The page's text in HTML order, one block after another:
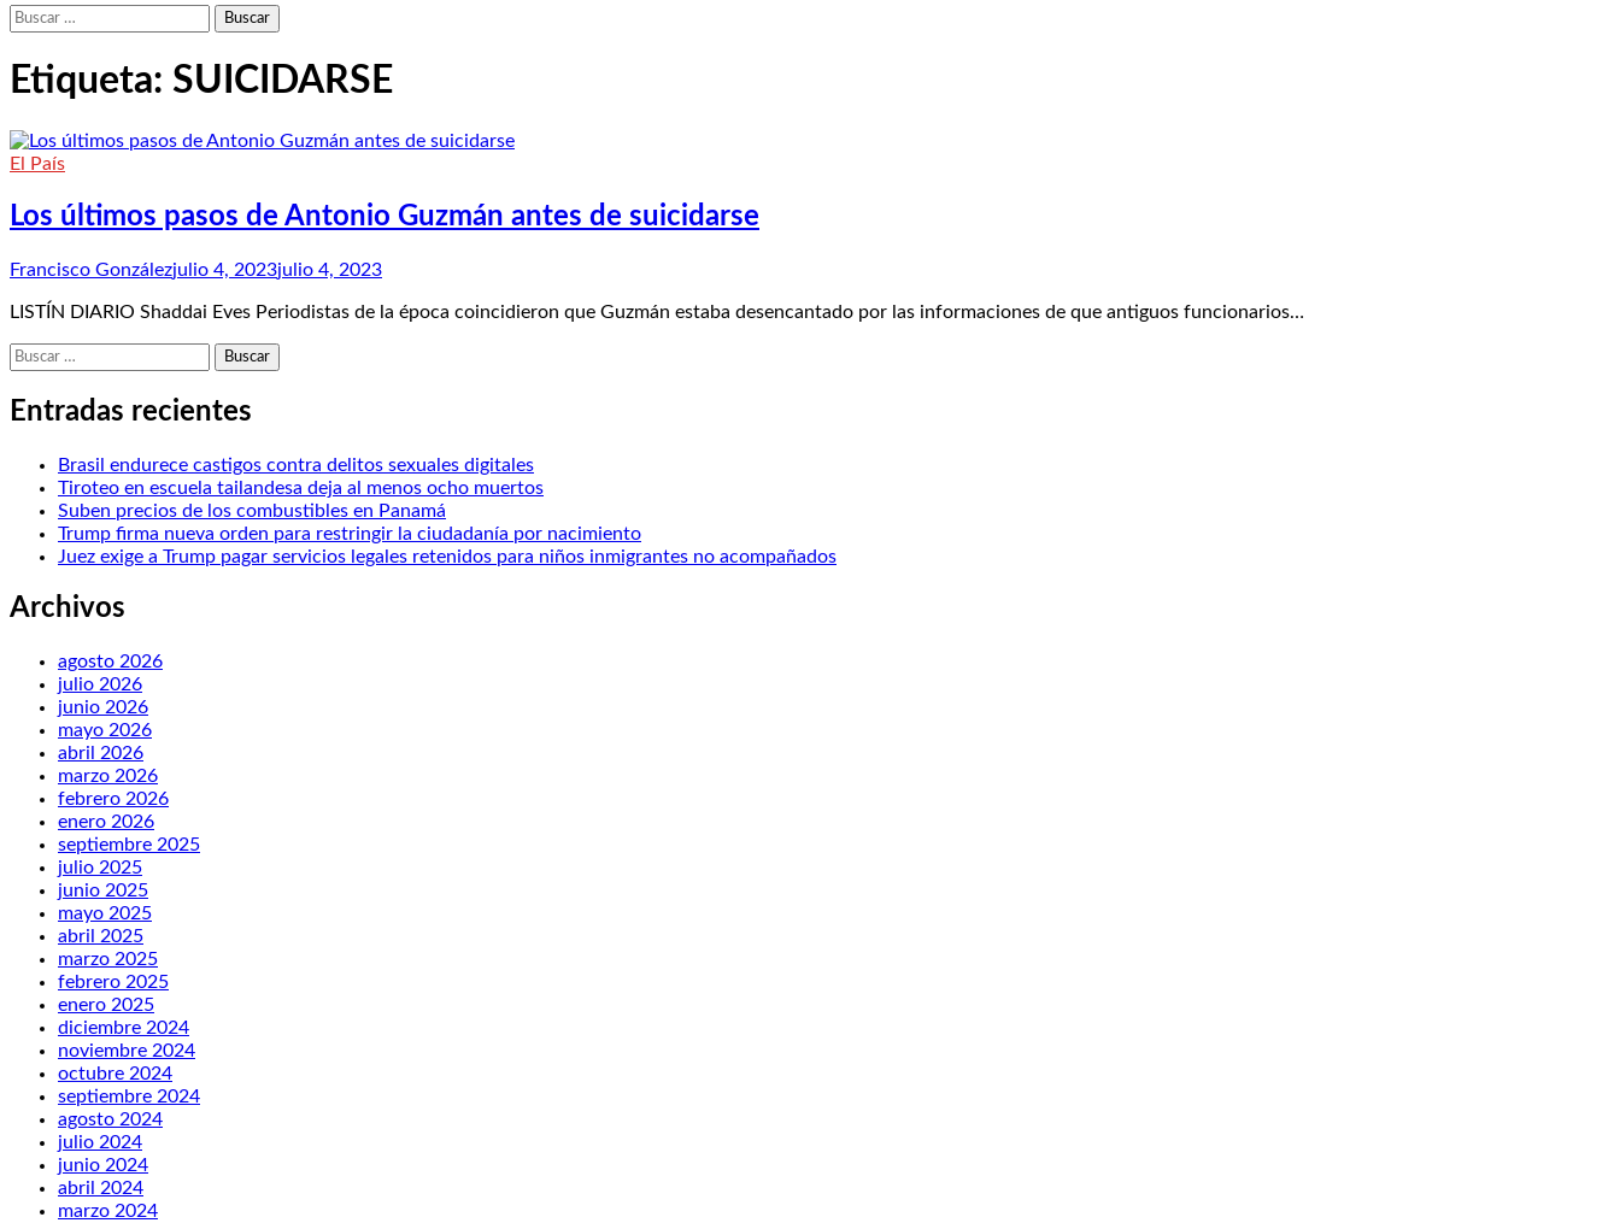
Buscar:
Etiqueta: SUICIDARSE
El País
Los últimos pasos de Antonio Guzmán antes de suicidarse
Francisco Gonzálezjulio 4, 2023julio 4, 2023
LISTÍN DIARIO Shaddai Eves Periodistas de la época coincidieron que Guzmán estaba desencantado por las informaciones de que antiguos funcionarios…
Buscar:
Entradas recientes
Brasil endurece castigos contra delitos sexuales digitales
Tiroteo en escuela tailandesa deja al menos ocho muertos
Suben precios de los combustibles en Panamá
Trump firma nueva orden para restringir la ciudadanía por nacimiento
Juez exige a Trump pagar servicios legales retenidos para niños inmigrantes no acompañados
Archivos
agosto 2026
julio 2026
junio 2026
mayo 2026
abril 2026
marzo 2026
febrero 2026
enero 2026
septiembre 2025
julio 2025
junio 2025
mayo 2025
abril 2025
marzo 2025
febrero 2025
enero 2025
diciembre 2024
noviembre 2024
octubre 2024
septiembre 2024
agosto 2024
julio 2024
junio 2024
abril 2024
marzo 2024